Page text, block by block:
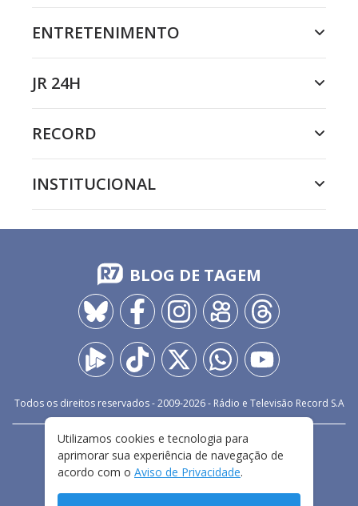
ENTRETENIMENTO
JR 24H
RECORD
INSTITUCIONAL
BLOG DE TAGEM
Todos os direitos reservados - 2009-2026- Rádio e Televisão Record S.A
FALE CONOSCO
PRIVACIDADE
TERMOS E CONDIÇÕES DE USO
Utilizamos cookies e tecnologia para
aprimorar sua experiência de navegação de
acordo com o Aviso de Privacidade.